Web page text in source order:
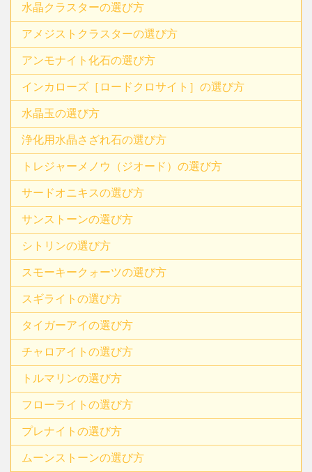
水晶クラスターの選び方
アメジストクラスターの選び方
アンモナイト化石の選び方
インカローズ［ロードクロサイト］の選び方
水晶玉の選び方
浄化用水晶さざれ石の選び方
トレジャーメノウ（ジオード）の選び方
サードオニキスの選び方
サンストーンの選び方
シトリンの選び方
スモーキークォーツの選び方
スギライトの選び方
タイガーアイの選び方
チャロアイトの選び方
トルマリンの選び方
フローライトの選び方
プレナイトの選び方
ムーンストーンの選び方